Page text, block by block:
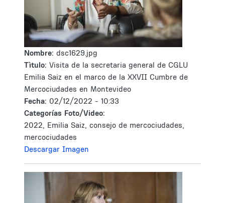
Nombre: dsc1629.jpg
Tìtulo: Visita de la secretaria general de CGLU
Emilia Saiz en el marco de la XXVII Cumbre de
Mercociudades en Montevideo
Fecha: 02/12/2022 - 10:33
Categorías Foto/Video:
2022, Emilia Saiz, consejo de mercociudades,
mercociudades
Descargar Imagen